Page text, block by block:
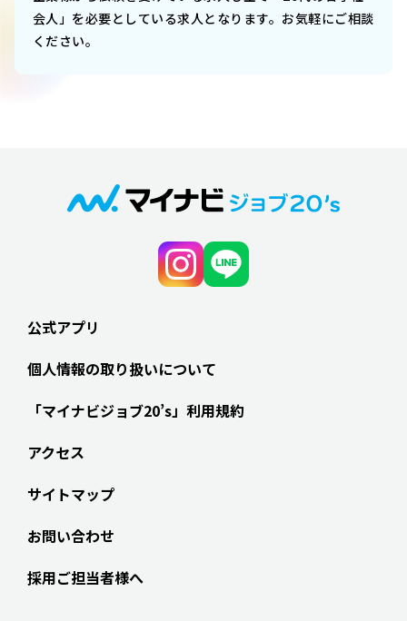
会人」を必要としている求人となります。お気軽にご相談
ください。
公式アプリ
個人情報の取り扱いについて
「マイナビジョブ20’s」利用規約
アクセス
サイトマップ
お問い合わせ
採用ご担当者様へ